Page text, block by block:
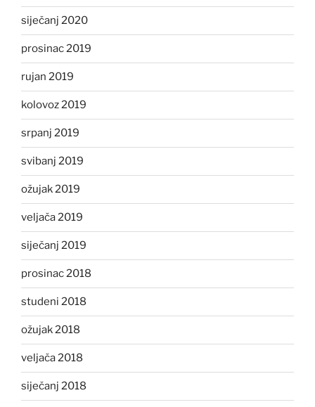
siječanj 2020
prosinac 2019
rujan 2019
kolovoz 2019
srpanj 2019
svibanj 2019
ožujak 2019
veljača 2019
siječanj 2019
prosinac 2018
studeni 2018
ožujak 2018
veljača 2018
siječanj 2018